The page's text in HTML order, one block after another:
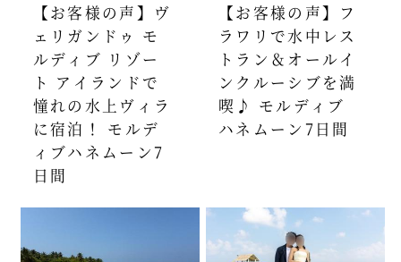
【お客様の声】ヴ
ェリガンドゥ モ
ルディブ リゾー
ト アイランドで
憧れの水上ヴィラ
に宿泊！ モルデ
ィブハネムーン7
日間
【お客様の声】フ
ラワリで水中レス
トラン＆オールイ
ンクルーシブを満
喫♪ モルディブ
ハネムーン7日間